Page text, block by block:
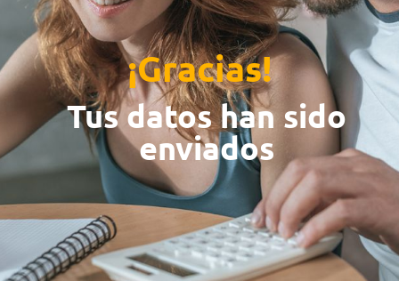
¡Gracias!
Tus datos han sido
enviados